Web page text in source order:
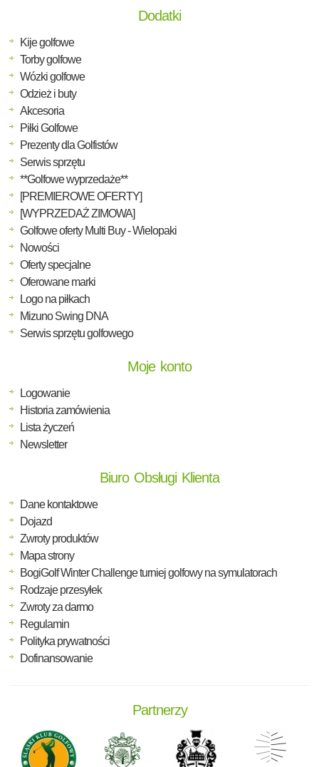
Dodatki
Kije golfowe
Torby golfowe
Wózki golfowe
Odzież i buty
Akcesoria
Piłki Golfowe
Prezenty dla Golfistów
Serwis sprzętu
**Golfowe wyprzedaże**
[PREMIEROWE OFERTY]
[WYPRZEDAŻ ZIMOWA]
Golfowe oferty Multi Buy - Wielopaki
Nowości
Oferty specjalne
Oferowane marki
Logo na piłkach
Mizuno Swing DNA
Serwis sprzętu golfowego
Moje konto
Logowanie
Historia zamówienia
Lista życzeń
Newsletter
Biuro Obsługi Klienta
Dane kontaktowe
Dojazd
Zwroty produktów
Mapa strony
BogiGolf Winter Challenge turniej golfowy na symulatorach
Rodzaje przesyłek
Zwroty za darmo
Regulamin
Polityka prywatności
Dofinansowanie
Partnerzy